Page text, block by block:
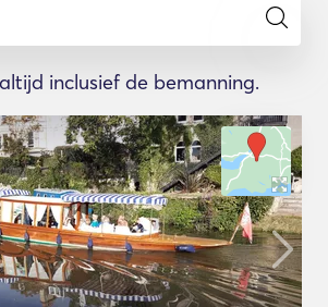
inclusief de bemanning.